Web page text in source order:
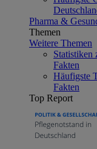
Pharma &
Themen
Weitere Themen
Statistiken
Fakten
Häufigste
Fakten
Top Report